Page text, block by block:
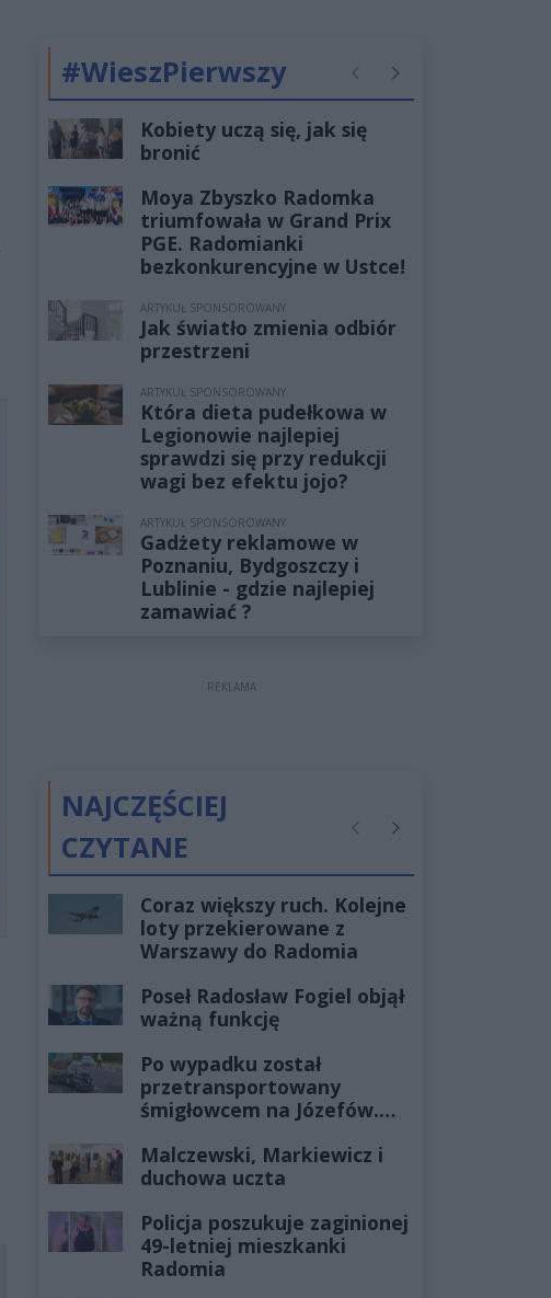
#WieszPierwszy PoprzednieNastępne
Kobiety uczą się, jak się
bronić
Moya Zbyszko Radomka
triumfowała w Grand Prix
PGE. Radomianki
bezkonkurencyjne w Ustce!
ARTYKUŁ SPONSOROWANY
Jak światło zmienia odbiór
przestrzeni
ARTYKUŁ SPONSOROWANY
Która dieta pudełkowa w
Legionowie najlepiej
sprawdzi się przy redukcji
wagi bez efektu jojo?
ARTYKUŁ SPONSOROWANY
Gadżety reklamowe w
Poznaniu, Bydgoszczy i
Lublinie - gdzie najlepiej
zamawiać ?
REKLAMA
NAJCZĘŚCIEJ
CZYTANE
PoprzednieNastępne
Coraz większy ruch. Kolejne
loty przekierowane z
Warszawy do Radomia
Poseł Radosław Fogiel objął
ważną funkcję
Po wypadku został
przetransportowany
śmigłowcem na Józefów.
żyłach
Malczewski, Markiewicz i
duchowa uczta
Policja poszukuje zaginionej
49-letniej mieszkanki
Radomia